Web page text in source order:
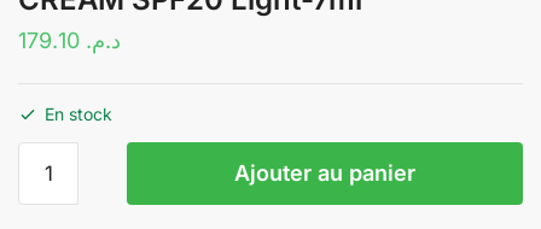
د.م.
En stock
Ajouter au panier